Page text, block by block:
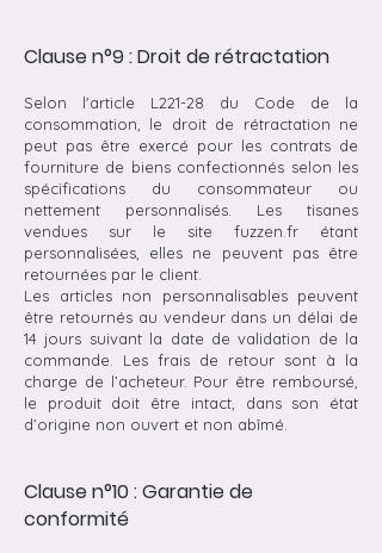
Clause n°9 : Droit de rétractation
Selon l'article L221-28 du Code de la
consommation, le droit de rétractation ne
peut pas être exercé pour les contrats de
fourniture de biens confectionnés selon les
spécifications du consommateur ou
nettement personnalisés. Les tisanes
vendues sur le site fuzzen.fr étant
personnalisées, elles ne peuvent pas être
retournées par le client.
Les articles non personnalisables peuvent
être retournés au vendeur dans un délai de
14 jours suivant la date de validation de la
commande. Les frais de retour sont à la
charge de l’acheteur. Pour être remboursé,
le produit doit être intact, dans son état
d’origine non ouvert et non abîmé.
Clause n°10 : Garantie de
conformité